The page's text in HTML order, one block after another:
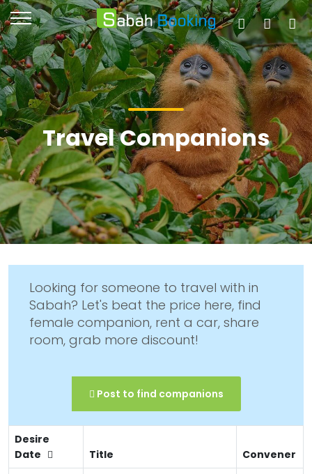
Travel Companions
Looking for someone to travel with in
Sabah? Let's beat the price here, find
female companion, rent a car, share
room, grab more discount!
Post to find companions
Desire
Date
Title
Convener